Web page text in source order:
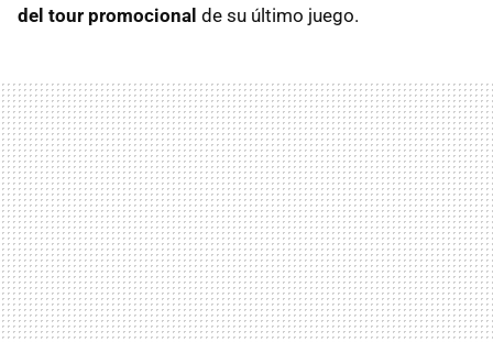
del tour promocional de su último juego.